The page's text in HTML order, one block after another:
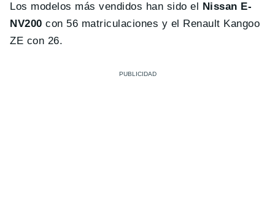
Los modelos más vendidos han sido el Nissan E-
NV200 con 56 matriculaciones y el Renault Kangoo
ZE con 26.